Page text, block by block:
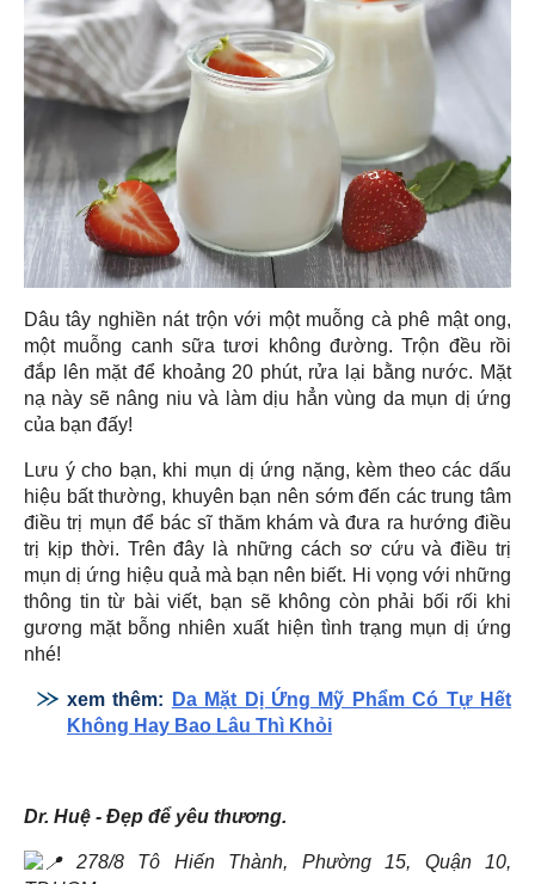
Dâu tây nghiền nát trộn với một muỗng cà phê mật ong,
một muỗng canh sữa tươi không đường. Trộn đều rồi
đắp lên mặt để khoảng 20 phút, rửa lại bằng nước. Mặt
nạ này sẽ nâng niu và làm dịu hẳn vùng da mụn dị ứng
của bạn đấy!
Lưu ý cho bạn, khi mụn dị ứng nặng, kèm theo các dấu
hiệu bất thường, khuyên bạn nên sớm đến các trung tâm
điều trị mụn để bác sĩ thăm khám và đưa ra hướng điều
trị kịp thời. Trên đây là những cách sơ cứu và điều trị
mụn dị ứng hiệu quả mà bạn nên biết. Hi vọng với những
thông tin từ bài viết, bạn sẽ không còn phải bối rối khi
gương mặt bỗng nhiên xuất hiện tình trạng mụn dị ứng
nhé!
xem thêm:
Da Mặt Dị Ứng Mỹ Phẩm Có Tự Hết
Không Hay Bao Lâu Thì Khỏi
Dr. Huệ - Đẹp để yêu thương.
278/8 Tô Hiến Thành, Phường 15, Quận 10,